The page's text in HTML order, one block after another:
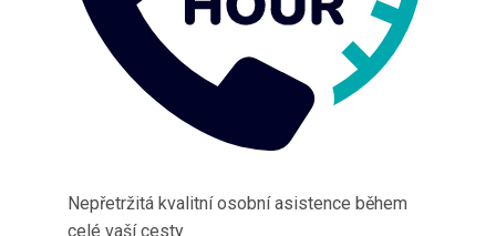
Nepřetržitá kvalitní osobní asistence během
celé vaší cesty